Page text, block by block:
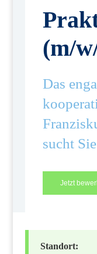
(m/
Das
sucht
Jetzt
Standort: